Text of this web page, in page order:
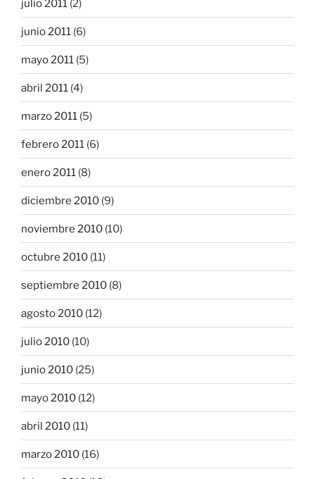
julio 2011 (2)
junio 2011 (6)
mayo 2011 (5)
abril 2011 (4)
marzo 2011 (5)
febrero 2011 (6)
enero 2011 (8)
diciembre 2010 (9)
noviembre 2010 (10)
octubre 2010 (11)
septiembre 2010 (8)
agosto 2010 (12)
julio 2010 (10)
junio 2010 (25)
mayo 2010 (12)
abril 2010 (11)
marzo 2010 (16)